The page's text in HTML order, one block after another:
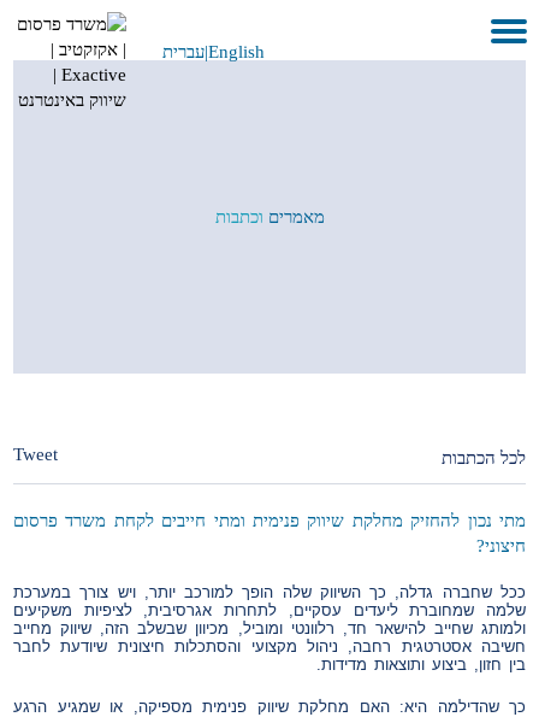
עברית|English
שירותים
מאמרים וכתבות
לכל הכתבות Tweet
מתי נכון להחזיק מחלקת שיווק פנימית ומתי חייבים לקחת משרד פרסום
חיצוני?
ככל שחברה גדלה, כך השיווק שלה הופך למורכב יותר, ויש צורך במערכת
שלמה שמחוברת ליעדים עסקיים, לתחרות אגרסיבית, לציפיות משקיעים
ולמותג שחייב להישאר חד, רלוונטי ומוביל, מכיוון שבשלב הזה, שיווק מחייב
חשיבה אסטרטגית רחבה, ניהול מקצועי והסתכלות חיצונית שיודעת לחבר
בין חזון, ביצוע ותוצאות מדידות.
כך שהדילמה היא: האם מחלקת שיווק פנימית מספיקה, או שמגיע הרגע